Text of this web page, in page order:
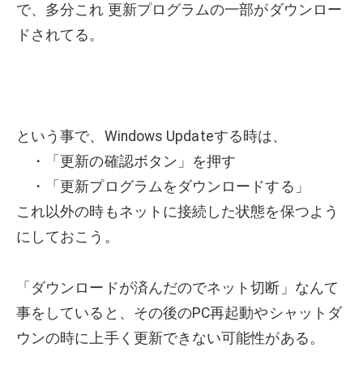
で、多分これ 更新プログラムの一部がダウンロー
ドされてる。
という事で、Windows Updateする時は、
・「更新の確認ボタン」を押す
・「更新プログラムをダウンロードする」
これ以外の時もネットに接続した状態を保つよう
にしておこう。
「ダウンロードが済んだのでネット切断」なんて
事をしていると、その後のPC再起動やシャットダ
ウンの時に上手く更新できない可能性がある。